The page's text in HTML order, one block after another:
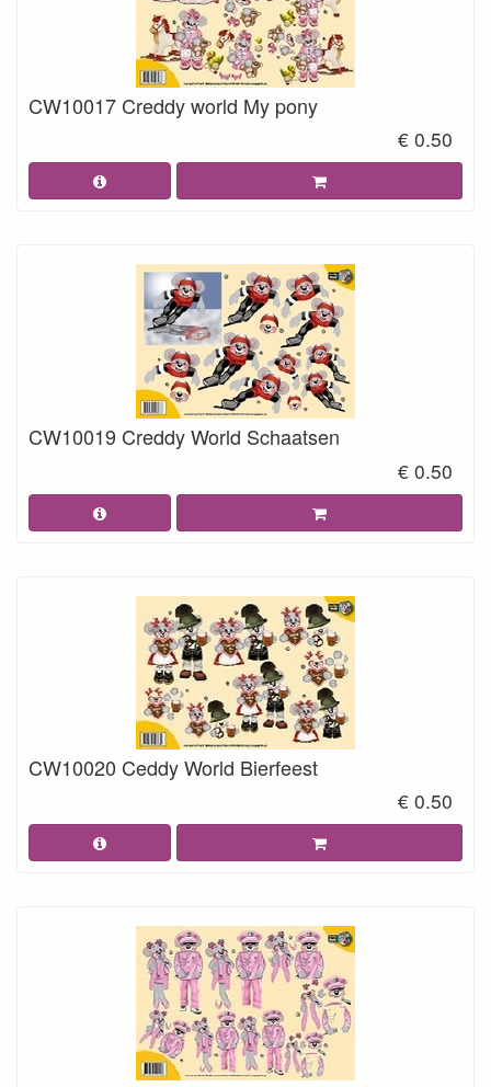
CW10017 Creddy world My pony
€ 0.50
CW10019 Creddy World Schaatsen
€ 0.50
CW10020 Ceddy World Bierfeest
€ 0.50